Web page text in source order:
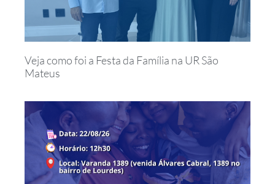
Veja como foi a Festa da Família na UR São
Mateus